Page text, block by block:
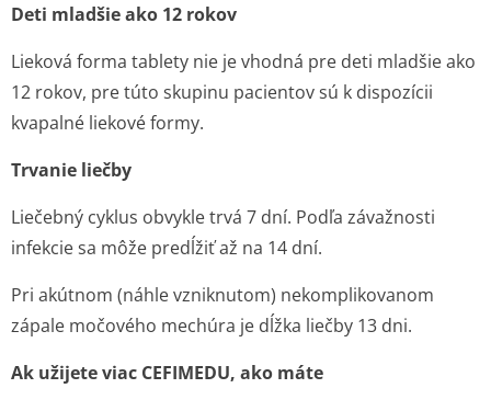
Deti mladšie ako 12 rokov
Lieková forma tablety nie je vhodná pre deti mladšie ako
12 rokov, pre túto skupinu pacientov sú k dispozícii
kvapalné liekové formy.
Trvanie liečby
Liečebný cyklus obvykle trvá 7 dní. Podľa závažnosti
infekcie sa môže predĺžiť až na 14 dní.
Pri akútnom (náhle vzniknutom) nekomplikovanom
zápale močového mechúra je dĺžka liečby 13 dni.
Ak užijete viac CEFIMEDU, ako máte